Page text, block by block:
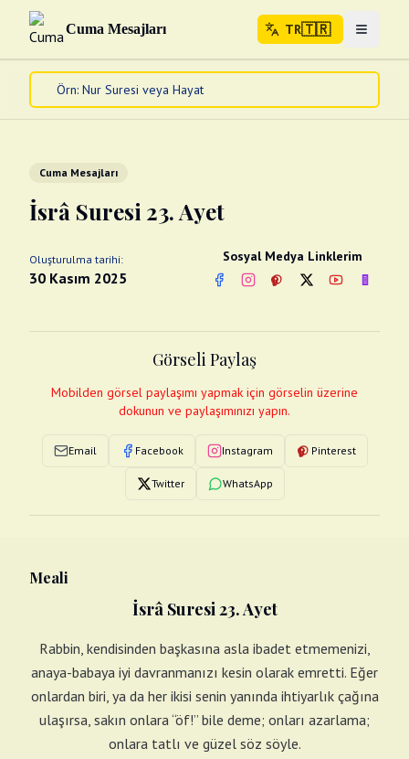
Cuma Mesajları TR🇹🇷 Menuyu
Ana Sayfa
Diğer
Abdest Videoları
Fotograflar
Cuma Mesajları
İsrâ Suresi 23. Ayet
Oluşturulma tarihi:
30 Kasım 2025
Sosyal Medya Linklerim
FacebookInstagram
PinterestTwitterYouTube
Görseli Paylaş
Mobilden görsel paylaşımı yapmak için görselin üzerine
dokunun ve paylaşımınızı yapın.
Email Facebook Instagram Pinterest
Twitter WhatsApp
Meali
İsrâ Suresi 23. Ayet
Rabbin, kendisinden başkasına asla ibadet etmemenizi,
anaya-babaya iyi davranmanızı kesin olarak emretti. Eğer
onlardan biri, ya da her ikisi senin yanında ihtiyarlık çağına
ulaşırsa, sakın onlara “öf!” bile deme; onları azarlama;
onlara tatlı ve güzel söz söyle.